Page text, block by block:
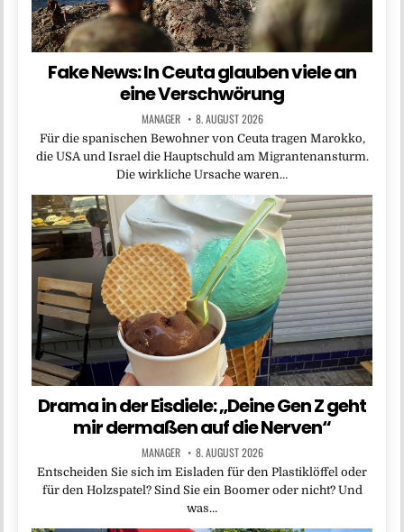
Fake News: In Ceuta glauben viele an
eine Verschwörung
MANAGER 8. AUGUST 2026
Für die spanischen Bewohner von Ceuta tragen Marokko,
die USA und Israel die Hauptschuld am Migrantenansturm.
Die wirkliche Ursache waren…
Drama in der Eisdiele: „Deine Gen Z geht
mir dermaßen auf die Nerven“
MANAGER 8. AUGUST 2026
Entscheiden Sie sich im Eisladen für den Plastiklöffel oder
für den Holzspatel? Sind Sie ein Boomer oder nicht? Und
was…